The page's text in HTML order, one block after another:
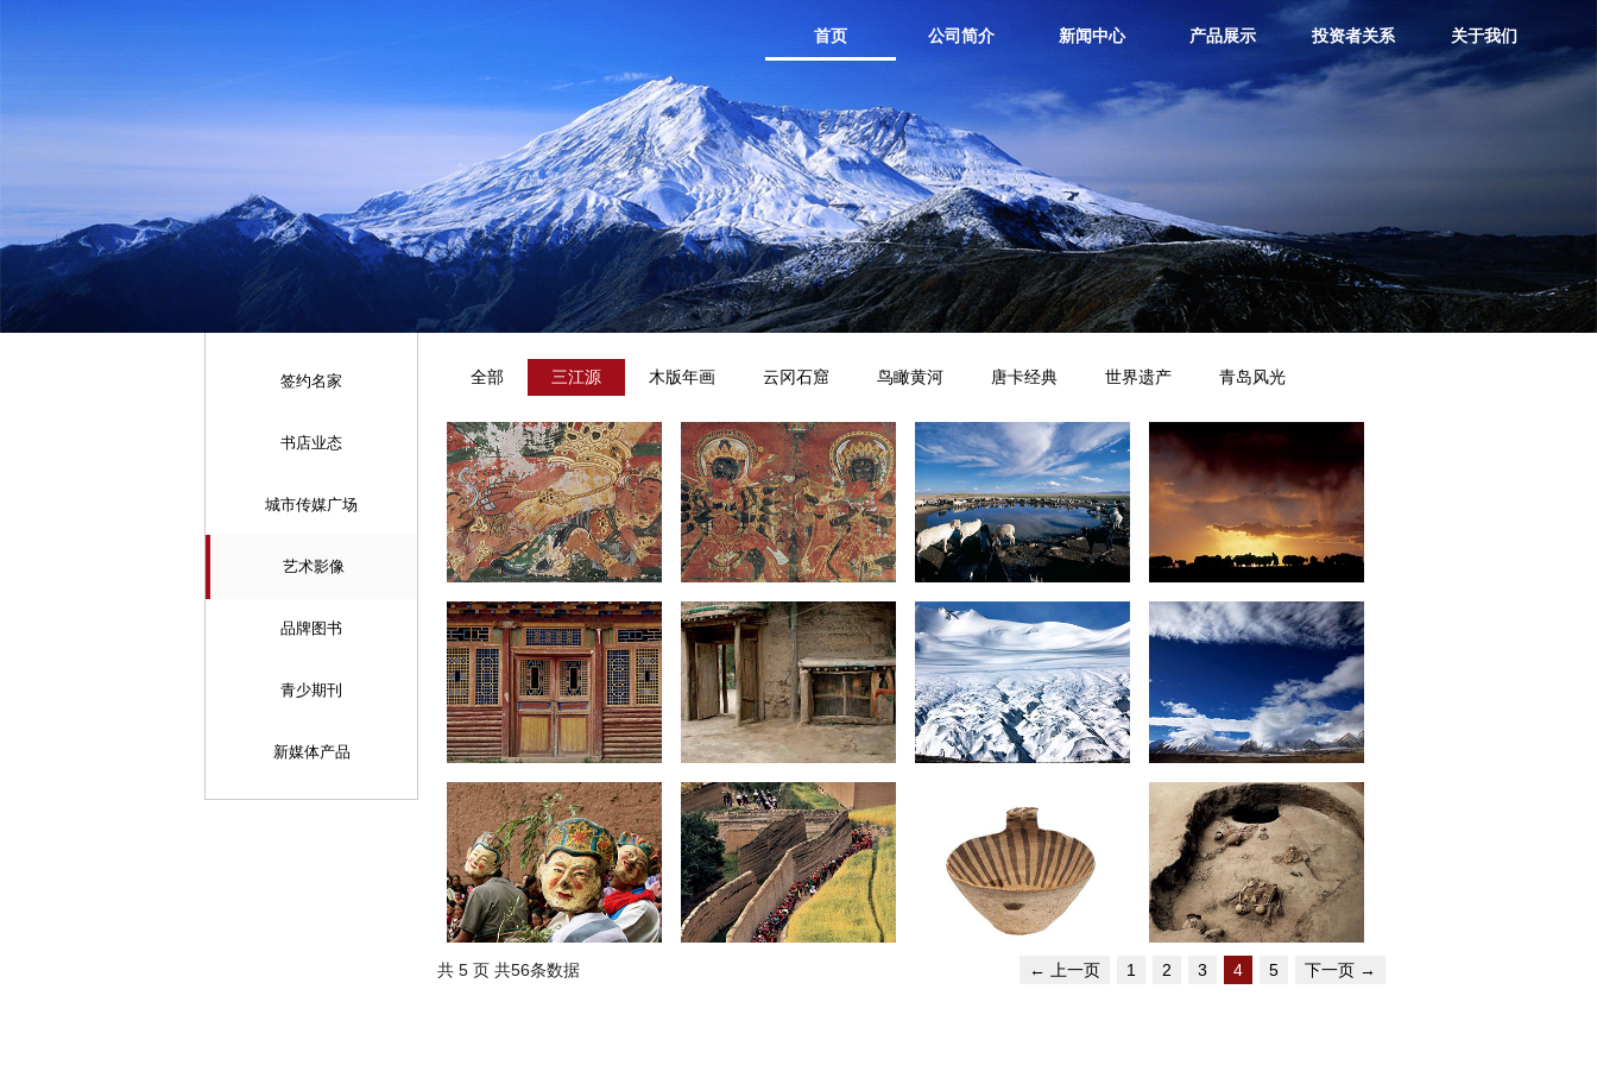
首页 公司简介 新闻中心 产品展示 投资者关系 关于我们
签约名家
书店业态
城市传媒广场
艺术影像
品牌图书
青少期刊
新媒体产品
全部 三江源 木版年画 云冈石窟 鸟瞰黄河 唐卡经典 世界遗产 青岛风光
2015-05-14 2015-05-14 2015-05-14 2015-05-14
2015-05-14 2015-05-14 2015-05-14
2015-05-14
历史跫音
2015-05-14
共 5 页 共56条数据 ← 上一页 1 2 3 4 5 下一页 →